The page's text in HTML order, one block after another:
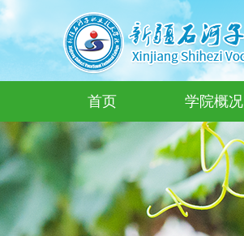
首页 学院概况
学院简介 学院领导
党组织架构 党建动态
师资概况 教师风采
专业设置 人才培养
校企互动 实习实训
团总支 团学活动
校友风采 校友活动